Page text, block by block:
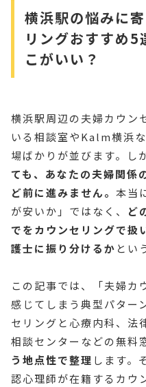
横浜駅の悩みに
リングおすすめ
こがいい？
横浜駅周辺の夫婦カウン
いる相談室やKalm横浜
場ばかりが並びます。し
ても、あなたの夫婦関係
ど前に進みません。 本当
が安いか」ではなく、 ど
でをカウンセリングで扱
護士に振り分けるか とい
この記事では、「夫婦カ
感じてしまう典型パター
セリングと心療内科、法
相談センターなどの無料
う地点性で整理 します。
認心理師が在籍するカウ